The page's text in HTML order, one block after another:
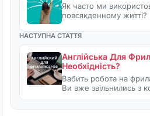
Як часто ми
повсякденному
НАСТУПНА СТАТТЯ
Англійська Для
Необхідність?
Вабить робота на
Ви вже звільнились з